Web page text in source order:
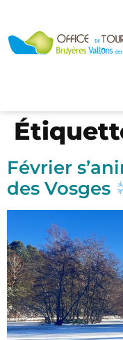
Février
des Vosges